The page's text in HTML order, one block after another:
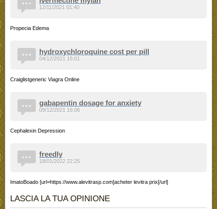
Propecia Edema
12/11/2021 01:40
hydroxychloroquine cost per pill
Craiglistgeneric Viagra Online
04/12/2021 15:01
gabapentin dosage for anxiety
Cephalexin Depression
09/12/2021 16:06
freedly
ImatoBoado [url=https://www.alevitrasp.com]acheter levitra prix[/url]
18/01/2022 22:25
LASCIA LA TUA OPINIONE